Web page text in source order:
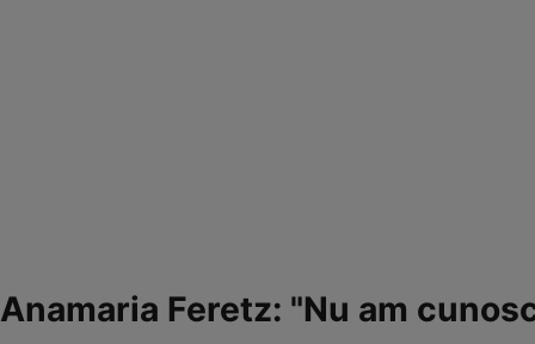
Anamaria Feretz: "Nu am